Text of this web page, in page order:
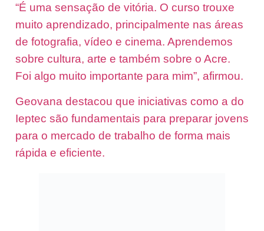
“É uma sensação de vitória. O curso trouxe
muito aprendizado, principalmente nas áreas
de fotografia, vídeo e cinema. Aprendemos
sobre cultura, arte e também sobre o Acre.
Foi algo muito importante para mim”, afirmou.
Geovana destacou que iniciativas como a do
Ieptec são fundamentais para preparar jovens
para o mercado de trabalho de forma mais
rápida e eficiente.